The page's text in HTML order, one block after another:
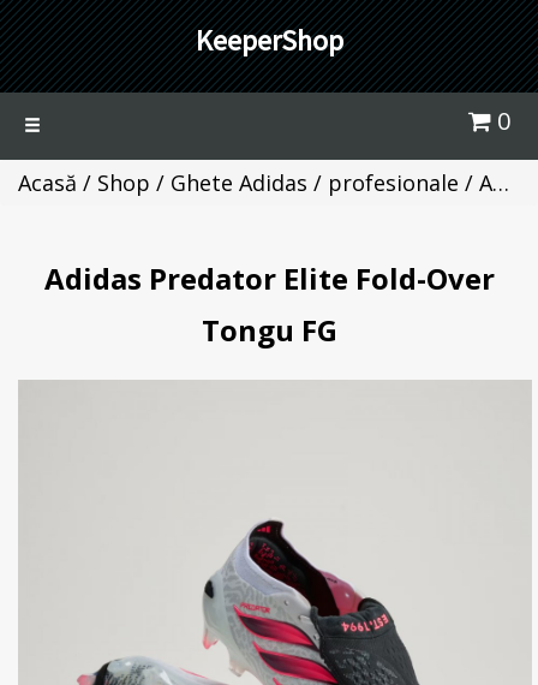
KeeperShop
Toggle
0
Acasă / Shop / Ghete Adidas / profesionale / Adidas Predator Elite Fold-Over Tongu FG
Adidas Predator Elite Fold-Over
Tongu FG